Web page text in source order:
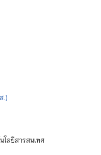
.)
โลยีสารสนเทศ